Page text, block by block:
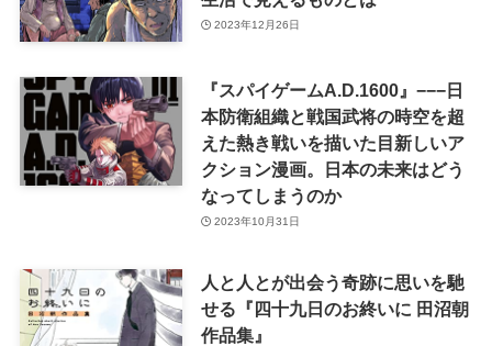
2023年12月26日
『スパイゲームA.D.1600』−−−日
本防衛組織と戦国武将の時空を超
えた熱き戦いを描いた目新しいア
クション漫画。日本の未来はどう
なってしまうのか
2023年10月31日
人と人とが出会う奇跡に思いを馳
せる『四十九日のお終いに 田沼朝
作品集』